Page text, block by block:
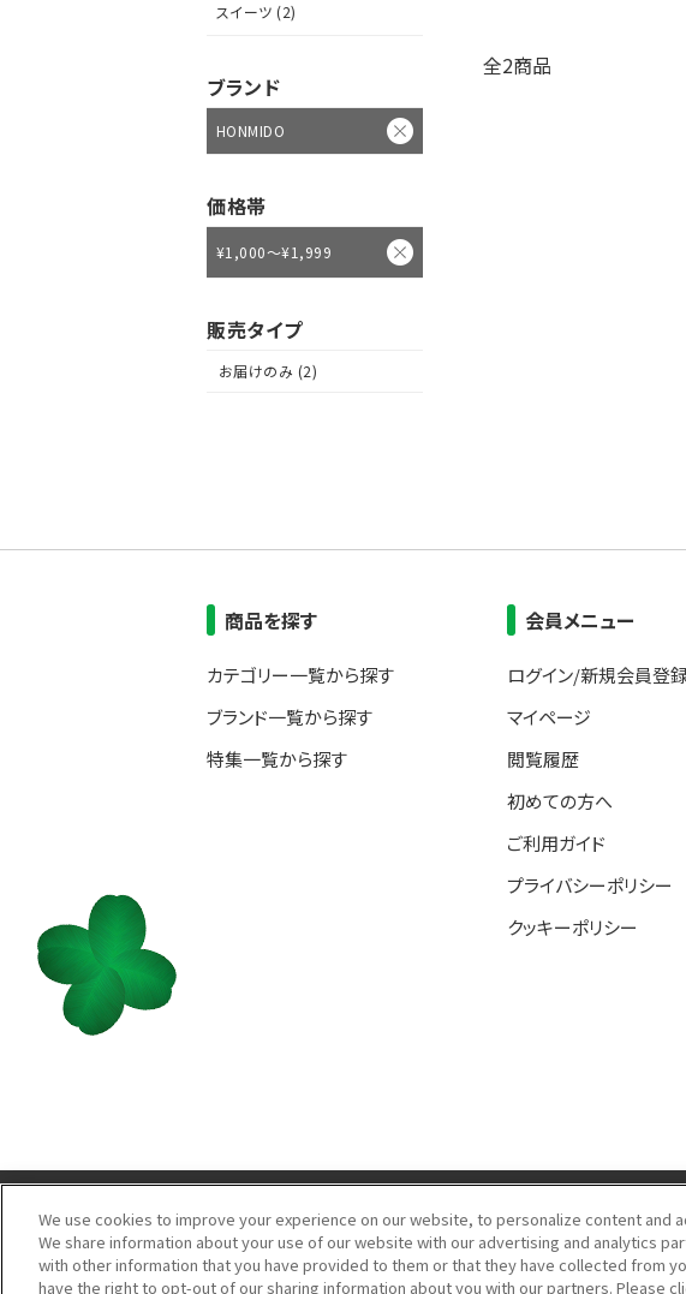
全2商品
スイーツ (2)
ブランド
HONMIDO
価格帯
¥1,000～¥1,999
販売タイプ
お届けのみ (2)
商品を探す
カテゴリー一覧から探す
ブランド一覧から探す
特集一覧から探す
会員メニュー
ログイン/新規会員登
マイページ
閲覧履歴
初めての方へ
ご利用ガイド
プライバシーポリシー
クッキーポリシー
当サイトの表示価格
Copyright © HANKYU
We use cookies to improve your experience on our website, to personalize content and
We share information about your use of our website with our advertising and analytics
with other information that you have provided to them or that they have collected from
have the right to opt-out of our sharing information about you with our partners. Please